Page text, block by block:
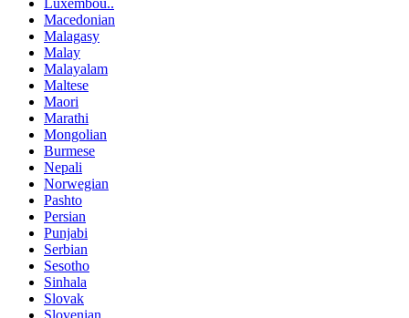
Luxembou..
Macedonian
Malagasy
Malay
Malayalam
Maltese
Maori
Marathi
Mongolian
Burmese
Nepali
Norwegian
Pashto
Persian
Punjabi
Serbian
Sesotho
Sinhala
Slovak